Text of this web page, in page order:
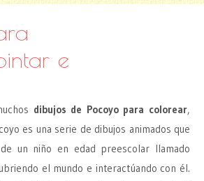
e
dibujos de Pocoyo para colorear,
es una serie de dibujos animados que
un niño en edad preescolar llamado
el mundo e interactúando con él.